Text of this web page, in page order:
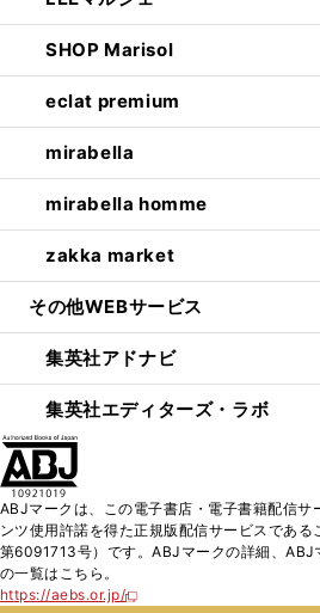
SHOP Marisol
eclat premium
mirabella
mirabella homme
zakka market
その他WEBサービス
集英社アドナビ
集英社エディターズ・ラボ
ABJマークは、この電子書店・電子書籍配信サ
ンツ使用許諾を得た正規版配信サービスであ
第6091713号）です。ABJマークの詳細、ABJ
の一覧はこちら。
https://aebs.or.jp/
新